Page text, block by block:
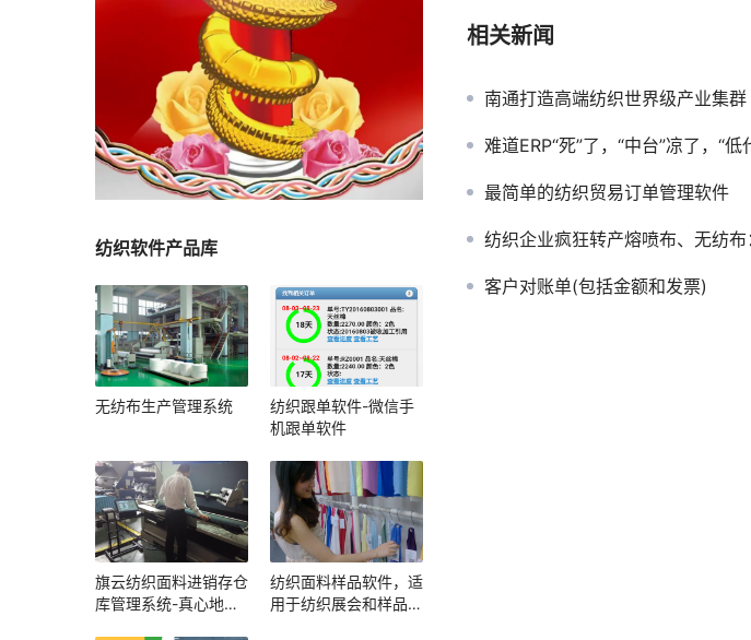
相关新闻
南通打造高端纺织世界级产业集群
难道ERP“死”了，“中台”凉了，“低
最简单的纺织贸易订单管理软件
纺织企业疯狂转产熔喷布、无纺布：
客户对账单(包括金额和发票)
纺织软件产品库
无纺布生产管理系统
纺织跟单软件-微信手
机跟单软件
旗云纺织面料进销存仓
库管理系统-真心地管
纺织面料样品软件，适
用于纺织展会和样品展